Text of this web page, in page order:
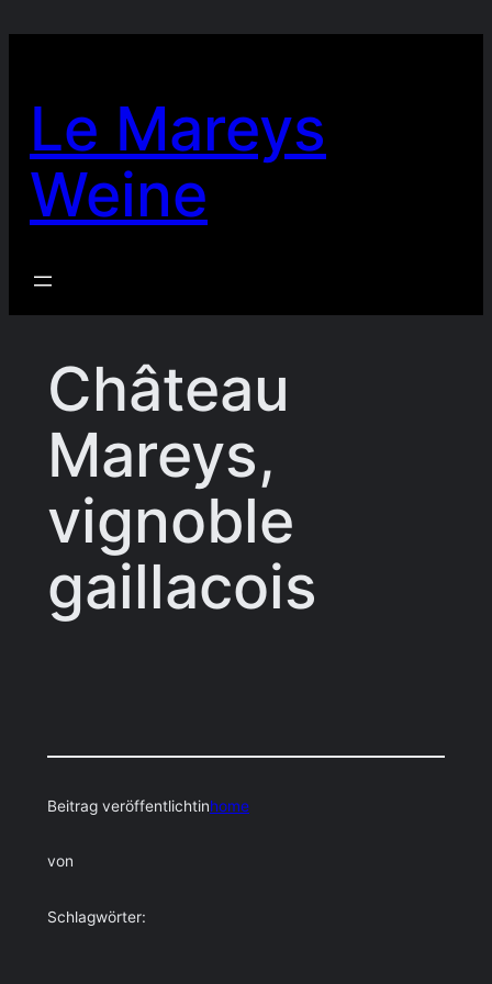
Le Mareys
Weine
Château
Mareys,
vignoble
gaillacois
Beitrag veröffentlichtinhome
von
Schlagwörter: